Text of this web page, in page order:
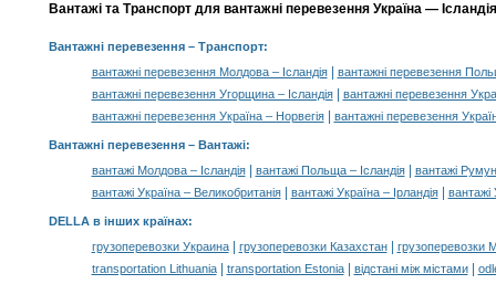
Вантажі та Транспорт для вантажні перевезення Україна —
Вантажні перевезення– Транспорт:
вантажні перевезення Молдова – Ісландія|
вантажні перевезення
вантажні перевезення Угорщина – Ісландія|
вантажні перевезення
вантажні перевезення Україна – Норвегія| вантажні перевезення
Вантажні перевезення – Вантажі:
вантажі Молдова – Ісландія| вантажі Польща – Ісландія|
вантажі
вантажі Україна – Великобританія| вантажі Україна – Ірландія| вантажі
DELLA в інших країнах:
грузоперевозки Украина| грузоперевозки Казахстан|
грузоперевозки
transportation Lithuania| transportation Estonia| відстані між містами|